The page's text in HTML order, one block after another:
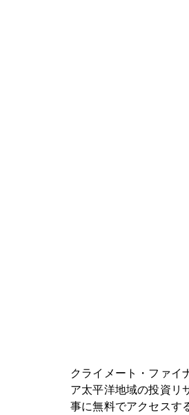
クライメート・ファイ
ア太平洋地域の投資リ
事に無料でアクセスす